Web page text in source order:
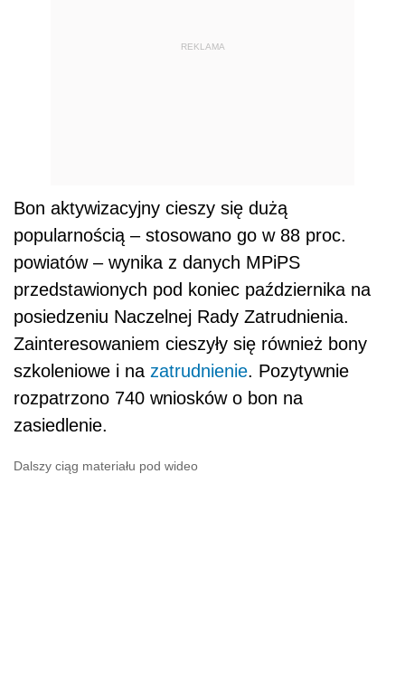
REKLAMA
Bon aktywizacyjny cieszy się dużą
popularnością – stosowano go w 88 proc.
powiatów – wynika z danych MPiPS
przedstawionych pod koniec października na
posiedzeniu Naczelnej Rady Zatrudnienia.
Zainteresowaniem cieszyły się również bony
szkoleniowe i na zatrudnienie. Pozytywnie
rozpatrzono 740 wniosków o bon na
zasiedlenie.
Dalszy ciąg materiału pod wideo